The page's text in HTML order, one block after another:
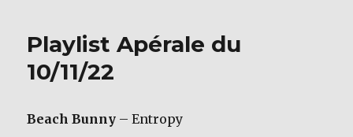
Playlist Apérale du
10/11/22
Beach Bunny – Entropy